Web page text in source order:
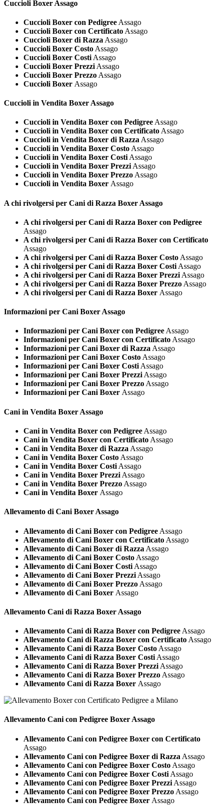
Cuccioli Boxer Assago
Cuccioli Boxer con Pedigree Assago
Cuccioli Boxer con Certificato Assago
Cuccioli Boxer di Razza Assago
Cuccioli Boxer Costo Assago
Cuccioli Boxer Costi Assago
Cuccioli Boxer Prezzi Assago
Cuccioli Boxer Prezzo Assago
Cuccioli Boxer Assago
Cuccioli in Vendita Boxer Assago
Cuccioli in Vendita Boxer con Pedigree Assago
Cuccioli in Vendita Boxer con Certificato Assago
Cuccioli in Vendita Boxer di Razza Assago
Cuccioli in Vendita Boxer Costo Assago
Cuccioli in Vendita Boxer Costi Assago
Cuccioli in Vendita Boxer Prezzi Assago
Cuccioli in Vendita Boxer Prezzo Assago
Cuccioli in Vendita Boxer Assago
A chi rivolgersi per Cani di Razza Boxer Assago
A chi rivolgersi per Cani di Razza Boxer con Pedigree
Assago
A chi rivolgersi per Cani di Razza Boxer con Certificato
Assago
A chi rivolgersi per Cani di Razza Boxer Costo Assago
A chi rivolgersi per Cani di Razza Boxer Costi Assago
A chi rivolgersi per Cani di Razza Boxer Prezzi Assago
A chi rivolgersi per Cani di Razza Boxer Prezzo Assago
A chi rivolgersi per Cani di Razza Boxer Assago
Informazioni per Cani Boxer Assago
Informazioni per Cani Boxer con PedigreeAssago
Informazioni per Cani Boxer con CertificatoAssago
Informazioni per Cani Boxer di RazzaAssago
Informazioni per Cani Boxer CostoAssago
Informazioni per Cani Boxer CostiAssago
Informazioni per Cani Boxer PrezziAssago
Informazioni per Cani Boxer PrezzoAssago
Informazioni per Cani Boxer Assago
Cani in Vendita Boxer Assago
Cani in Vendita Boxer con Pedigree Assago
Cani in Vendita Boxer con Certificato Assago
Cani in Vendita Boxer di Razza Assago
Cani in Vendita Boxer Costo Assago
Cani in Vendita Boxer Costi Assago
Cani in Vendita Boxer Prezzi Assago
Cani in Vendita Boxer Prezzo Assago
Cani in Vendita Boxer Assago
Allevamento di Cani Boxer Assago
Allevamento di Cani Boxer con Pedigree Assago
Allevamento di Cani Boxer con Certificato Assago
Allevamento di Cani Boxer di Razza Assago
Allevamento di Cani Boxer Costo Assago
Allevamento di Cani Boxer Costi Assago
Allevamento di Cani Boxer Prezzi Assago
Allevamento di Cani Boxer Prezzo Assago
Allevamento di Cani Boxer Assago
Allevamento Cani di Razza Boxer Assago
Allevamento Cani di Razza Boxer con Pedigree Assago
Allevamento Cani di Razza Boxer con Certificato Assago
Allevamento Cani di Razza Boxer Costo Assago
Allevamento Cani di Razza Boxer Costi Assago
Allevamento Cani di Razza Boxer Prezzi Assago
Allevamento Cani di Razza Boxer Prezzo Assago
Allevamento Cani di Razza Boxer Assago
Allevamento Cani con Pedigree Boxer Assago
Allevamento Cani con Pedigree Boxer con Certificato
Assago
Allevamento Cani con Pedigree Boxer di Razza Assago
Allevamento Cani con Pedigree Boxer Costo Assago
Allevamento Cani con Pedigree Boxer Costi Assago
Allevamento Cani con Pedigree Boxer Prezzi Assago
Allevamento Cani con Pedigree Boxer Prezzo Assago
Allevamento Cani con Pedigree Boxer Assago